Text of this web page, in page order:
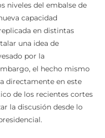
niveles del embalse de
capacidad
en distintas
una idea de
por la
el hecho mismo
directamente en este
de los recientes cortes
la discusión desde lo